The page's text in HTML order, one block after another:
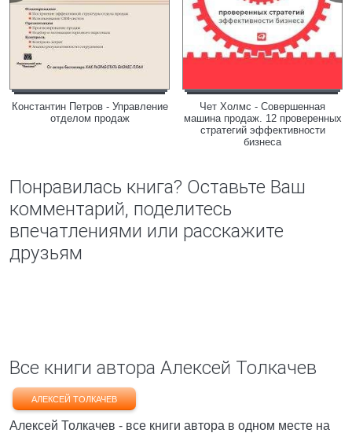
Константин Петров - Управление
отделом продаж
Чет Холмс - Совершенная
машина продаж. 12 проверенных
стратегий эффективности
бизнеса
Понравилась книга? Оставьте Ваш
комментарий, поделитесь
впечатлениями или расскажите
друзьям
Все книги автора Алексей Толкачев
АЛЕКСЕЙ ТОЛКАЧЕВ
Алексей Толкачев - все книги автора в одном месте на